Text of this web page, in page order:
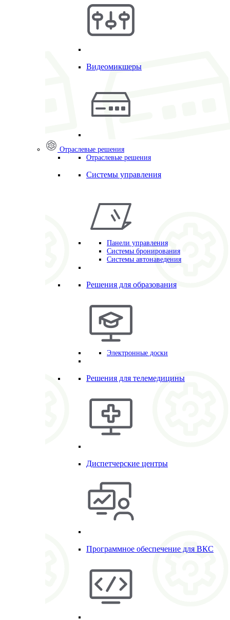
Видеомикшеры
Отраслевые решения
Отраслевые решения
Системы управления
Панели управления
Системы бронирования
Системы автонаведения
Решения для образования
Электронные доски
Решения для телемедицины
Диспетчерские центры
Программное обеспечение для ВКС